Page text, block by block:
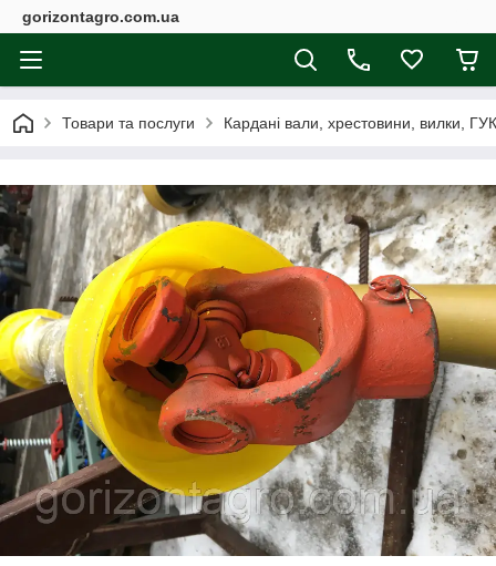
gorizontagro.com.ua
Товари та послуги Кардані вали, хрестовини, вилки,